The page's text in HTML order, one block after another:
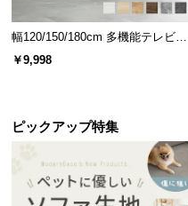
幅120/150/180cm 多機能テレビボ
ード 木目/石目調 オープン収納・
￥9,998
ピックアップ特集